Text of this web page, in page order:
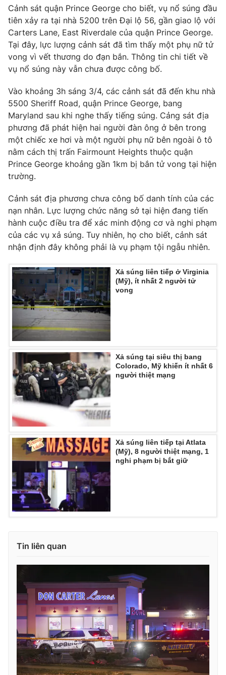
Hậu trường
Nhân vật
Khán giả
Giải trí
Điện ảnh
Âm nhạc
Sao
Đời sống
Du lịch
Làm đẹp
Chất lượng cuộc sống
Giáo dục
Tuyển sinh
Học trực tuyến
Công nghệ
Hitech Công nghệ tương lai
Sản phẩm
Thị trường
Tư vấn
Giao lưu trực tuyến
Lịch phát sóng
Emagazine Podcast
Photo Infographic
Video Shorts video
VTV Money VTV Thể thao
VTV Sức khoẻ
Thị trường 24h Tấm lòng Việt
VTV4 Vươn mình bằng AI
VTV9 VTV8
Liên hệ tòa soạn English
THỜI BÁO VTV
Theo dõi báo trên
Đài Truyền hình Việt Nam
Cơ quan báo chí:
Thời báo VTV
Giấy phép hoạt động báo in và báo điện tử số 483/GP-BTTTT
cấp ngày 29/12/2023
Tổng Biên tập:Vũ Thanh Thủy
Phó Tổng Biên tập:Nguyễn Thị Mỹ Hạnh, Phạm Quốc Thắng,
Nguyễn Trọng Ninh
Tổng đài VTV:024.38 355 931 - 024.38 355 932
Cảnh sát quận Prince George cho biết, vụ nổ súng đầu
tiên xảy ra tại nhà 5200 trên Đại lộ 56, gần giao lộ với
Carters Lane, East Riverdale của quận Prince George.
Tại đây, lực lượng cảnh sát đã tìm thấy một phụ nữ tử
vong vì vết thương do đạn bắn. Thông tin chi tiết về
vụ nổ súng này vẫn chưa được công bố.
Vào khoảng 3h sáng 3/4, các cảnh sát đã đến khu nhà
5500 Sheriff Road, quận Prince George, bang
Maryland sau khi nghe thấy tiếng súng. Cảng sát địa
phương đã phát hiện hai người đàn ông ở bên trong
một chiếc xe hơi và một người phụ nữ bên ngoài ô tô
nằm cách thị trấn Fairmount Heights thuộc quận
Prince George khoảng gần 1km bị bắn tử vong tại hiện
trường.
Cảnh sát địa phương chưa công bố danh tính của các
nạn nhân. Lực lượng chức năng sở tại hiện đang tiến
hành cuộc điều tra để xác minh động cơ và nghi phạm
của các vụ xả súng. Tuy nhiên, họ cho biết, cảnh sát
nhận định đây không phải là vụ phạm tội ngẫu nhiên.
Xả súng liên tiếp ở Virginia
(Mỹ), ít nhất 2 người tử
vong
Xả súng tại siêu thị bang
Colorado, Mỹ khiến ít nhất 6
người thiệt mạng
Xả súng liên tiếp tại Atlata
(Mỹ), 8 người thiệt mạng, 1
nghi phạm bị bắt giữ
Tin liên quan